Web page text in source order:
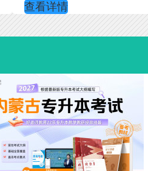
查看详情